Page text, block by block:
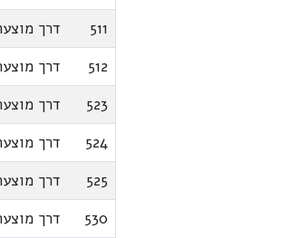
511
דרך
512
דרך
523
דרך
524
דרך
525
דרך
530
דרך